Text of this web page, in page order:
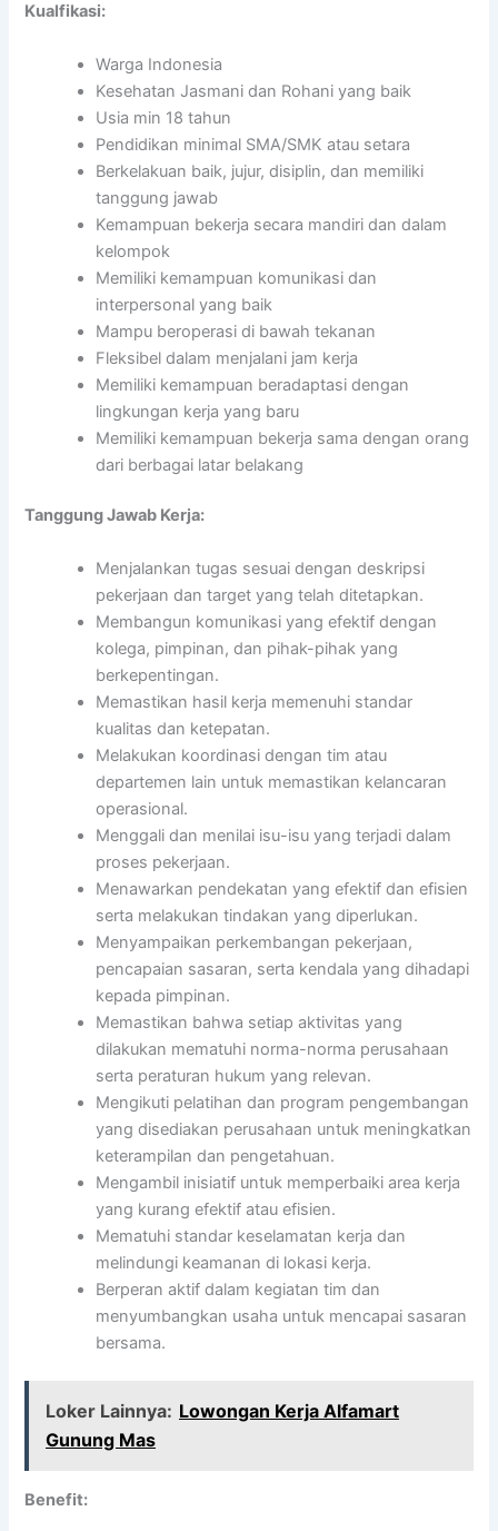
Kualfikasi:
Warga Indonesia
Kesehatan Jasmani dan Rohani yang baik
Usia min 18 tahun
Pendidikan minimal SMA/SMK atau setara
Berkelakuan baik, jujur, disiplin, dan memiliki
tanggung jawab
Kemampuan bekerja secara mandiri dan dalam
kelompok
Memiliki kemampuan komunikasi dan
interpersonal yang baik
Mampu beroperasi di bawah tekanan
Fleksibel dalam menjalani jam kerja
Memiliki kemampuan beradaptasi dengan
lingkungan kerja yang baru
Memiliki kemampuan bekerja sama dengan orang
dari berbagai latar belakang
Tanggung Jawab Kerja:
Menjalankan tugas sesuai dengan deskripsi
pekerjaan dan target yang telah ditetapkan.
Membangun komunikasi yang efektif dengan
kolega, pimpinan, dan pihak-pihak yang
berkepentingan.
Memastikan hasil kerja memenuhi standar
kualitas dan ketepatan.
Melakukan koordinasi dengan tim atau
departemen lain untuk memastikan kelancaran
operasional.
Menggali dan menilai isu-isu yang terjadi dalam
proses pekerjaan.
Menawarkan pendekatan yang efektif dan efisien
serta melakukan tindakan yang diperlukan.
Menyampaikan perkembangan pekerjaan,
pencapaian sasaran, serta kendala yang dihadapi
kepada pimpinan.
Memastikan bahwa setiap aktivitas yang
dilakukan mematuhi norma-norma perusahaan
serta peraturan hukum yang relevan.
Mengikuti pelatihan dan program pengembangan
yang disediakan perusahaan untuk meningkatkan
keterampilan dan pengetahuan.
Mengambil inisiatif untuk memperbaiki area kerja
yang kurang efektif atau efisien.
Mematuhi standar keselamatan kerja dan
melindungi keamanan di lokasi kerja.
Berperan aktif dalam kegiatan tim dan
menyumbangkan usaha untuk mencapai sasaran
bersama.
Loker Lainnya: Lowongan Kerja Alfamart
Gunung Mas
Benefit: